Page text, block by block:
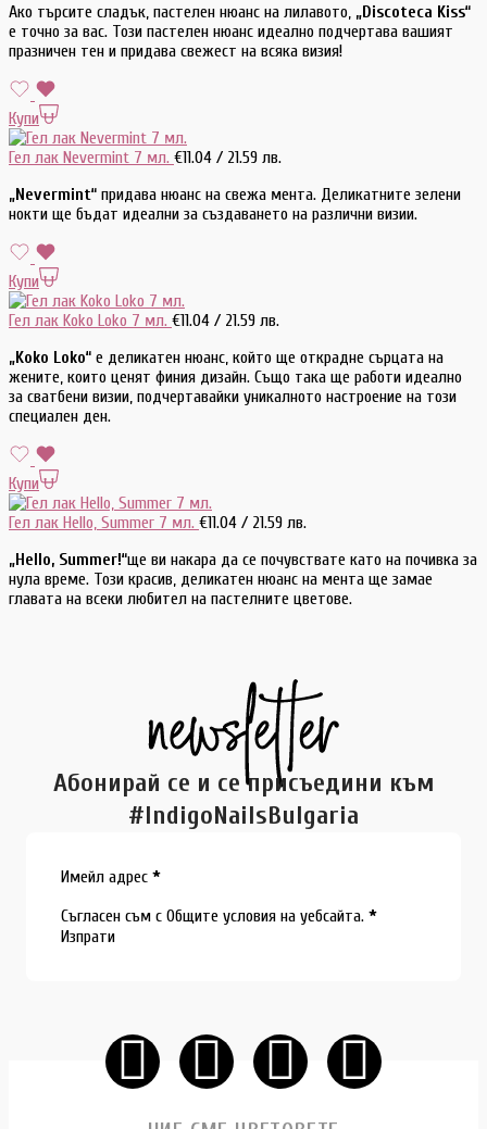
Ако търсите сладък, пастелен нюанс на лилавото, „Discoteca Kiss“
е точно за вас. Този пастелен нюанс идеално подчертава вашият
празничен тен и придава свежест на всяка визия!
Купи
Гел лак Nevermint 7 мл. €11.04 / 21.59 лв.
„Nevermint“ придава нюанс на свежа мента. Деликатните зелени
нокти ще бъдат идеални за създаването на различни визии.
Купи
Гел лак Koko Loko 7 мл. €11.04 / 21.59 лв.
„Koko Loko“ е деликатен нюанс, който ще открадне сърцата на
жените, които ценят финия дизайн. Също така ще работи идеално
за сватбени визии, подчертавайки уникалното настроение на този
специален ден.
Купи
Гел лак Hello, Summer 7 мл. €11.04 / 21.59 лв.
„Hello, Summer!“ще ви накара да се почувствате като на почивка за
нула време. Този красив, деликатен нюанс на мента ще замае
главата на всеки любител на пастелните цветове.
Абонирай се и се присъедини към
#IndigoNailsBulgaria
Section
Имейл адрес *
Съгласен съм с Общите условия на уебсайта. *
Изпрати